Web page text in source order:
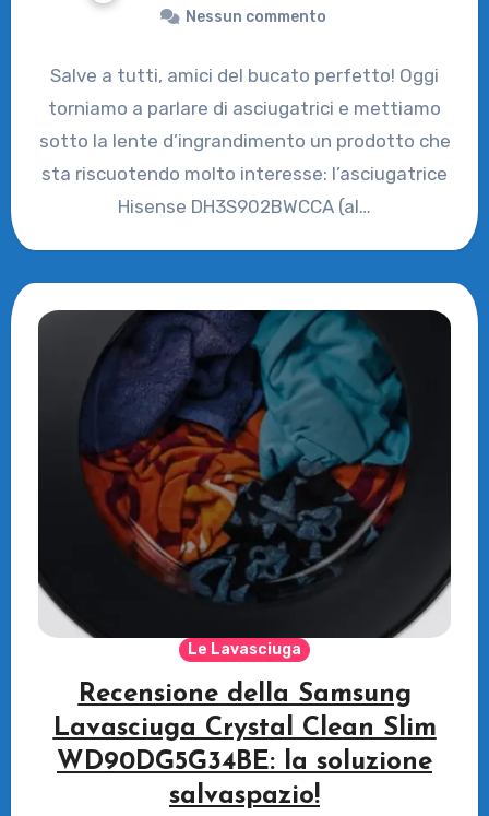
Nessun commento
Salve a tutti, amici del bucato perfetto! Oggi
torniamo a parlare di asciugatrici e mettiamo
sotto la lente d’ingrandimento un prodotto che
sta riscuotendo molto interesse: l’asciugatrice
Hisense DH3S902BWCCA (al…
Le Lavasciuga
Recensione della Samsung
Lavasciuga Crystal Clean Slim
WD90DG5G34BE: la soluzione
salvaspazio!